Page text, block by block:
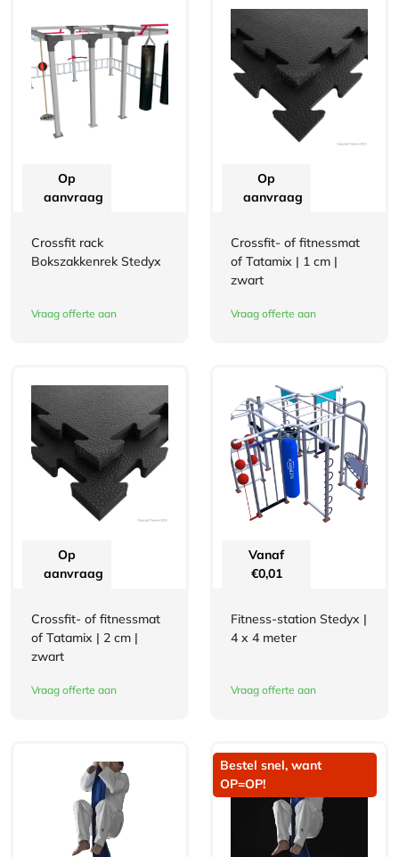
Op
aanvraag
Crossfit rack
Bokszakkenrek Stedyx
Vraag offerte aan
Op
aanvraag
Crossfit- of fitnessmat
of Tatamix | 1 cm |
zwart
Vraag offerte aan
Op
aanvraag
Crossfit- of fitnessmat
of Tatamix | 2 cm |
zwart
Vraag offerte aan
Vanaf
€0,01
Fitness-station Stedyx |
4 x 4 meter
Vraag offerte aan
Bestel snel, want
OP=OP!